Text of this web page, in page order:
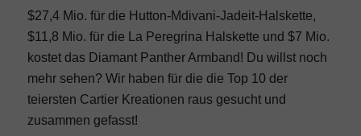
$27,4 Mio. für die Hutton-Mdivani-Jadeit-Halskette,
$11,8 Mio. für die La Peregrina Halskette und $7 Mio.
kostet das Diamant Panther Armband! Du willst noch
mehr sehen? Wir haben für die die Top 10 der
teiersten Cartier Kreationen raus gesucht und
zusammen gefasst!